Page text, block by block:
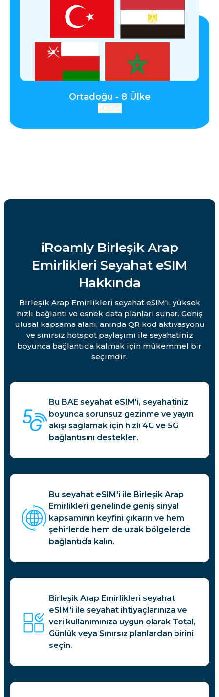
Ortadoğu - 8 Ülke
iRoamly Birleşik Arap
Emirlikleri Seyahat eSIM
Hakkında
Birleşik Arap Emirlikleri seyahat eSIM'i, yüksek
hızlı bağlantı ve esnek data planları sunar. Geniş
ulusal kapsama alanı, anında QR kod aktivasyonu
ve sınırsız hotspot paylaşımı ile seyahatiniz
boyunca bağlantıda kalmak için mükemmel bir
seçimdir.
Bu BAE seyahat eSIM'i, seyahatiniz
boyunca sorunsuz gezinme ve yayın
akışı sağlamak için hızlı 4G ve 5G
bağlantısını destekler.
Bu seyahat eSIM'i ile Birleşik Arap
Emirlikleri genelinde geniş sinyal
kapsamının keyfini çıkarın ve hem
şehirlerde hem de uzak bölgelerde
bağlantıda kalın.
Birleşik Arap Emirlikleri seyahat
eSIM'i ile seyahat ihtiyaçlarınıza ve
veri kullanımınıza uygun olarak Total,
Günlük veya Sınırsız planlardan birini
seçin.